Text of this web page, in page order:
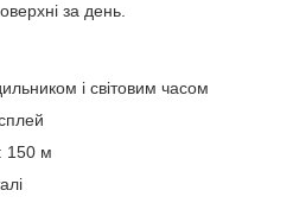
за день.
і світовим часом
150 м